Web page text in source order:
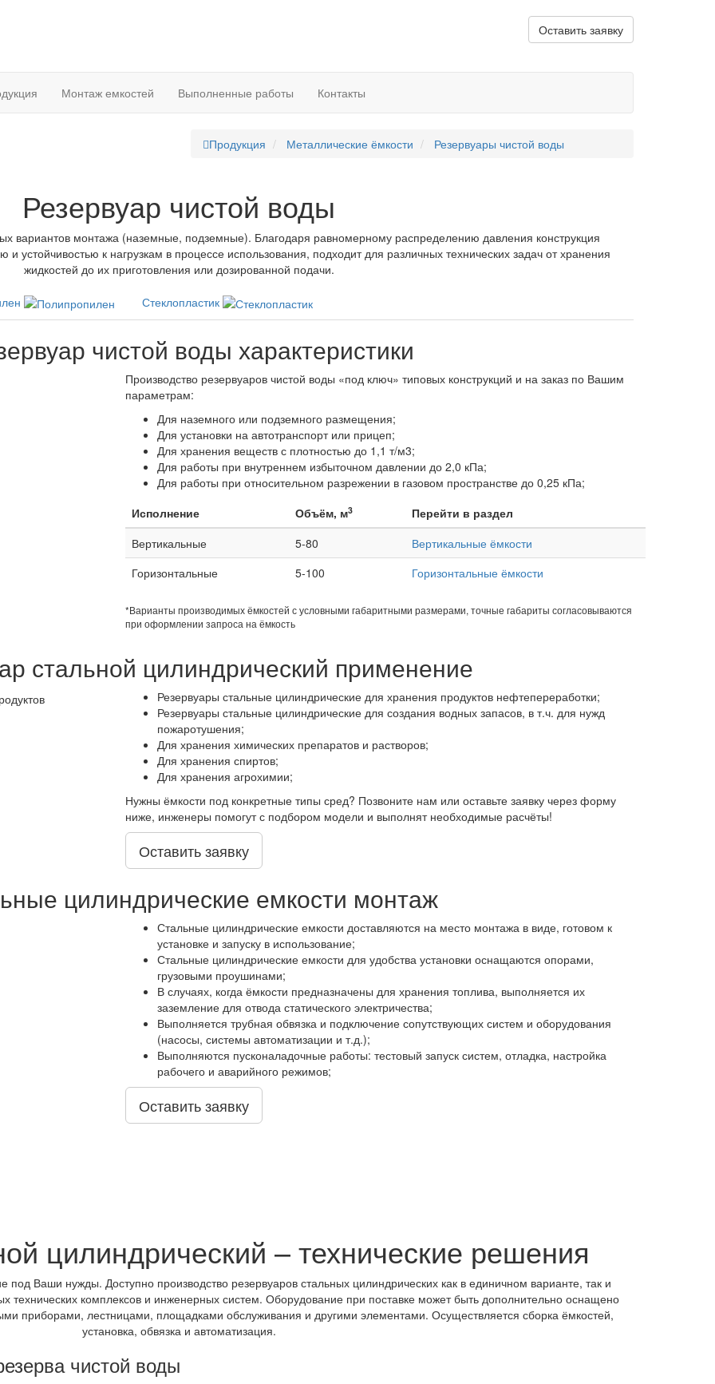
Оставить заявку
Монтаж емкостей Выполненные работы Контакты
Продукция Металлические ёмкости Резервуары чистой воды
Резервуар чистой воды
вариантов монтажа (наземные, подземные). Благодаря равномерному распределению давления конструкция
и устойчивостью к нагрузкам в процессе использования, подходит для различных технических задач от хранения
жидкостей до их приготовления или дозированной подачи.
Стеклопластик
чистой воды характеристики
Производство резервуаров чистой воды «под ключ» типовых конструкций и на заказ по Вашим
параметрам:
Для наземного или подземного размещения;
Для установки на автотранспорт или прицеп;
Для хранения веществ с плотностью до 1,1 т/м3;
Для работы при внутреннем избыточном давлении до 2,0 кПа;
Для работы при относительном разрежении в газовом пространстве до 0,25 кПа;
Исполнение
Объём, м3
Перейти в раздел
Вертикальные
5-80
Вертикальные ёмкости
Горизонтальные
5-100 Горизонтальные ёмкости
*Варианты производимых ёмкостей с условными габаритными размерами, точные габариты согласовываются
при оформлении запроса на ёмкость
стальной цилиндрический применение
Резервуары стальные цилиндрические для хранения продуктов нефтепереработки;
Резервуары стальные цилиндрические для создания водных запасов, в т.ч. для нужд
пожаротушения;
Для хранения химических препаратов и растворов;
Для хранения спиртов;
Для хранения агрохимии;
Нужны ёмкости под конкретные типы сред? Позвоните нам или оставьте заявку через форму
ниже, инженеры помогут с подбором модели и выполнят необходимые расчёты!
Оставить заявку
цилиндрические емкости монтаж
Стальные цилиндрические емкости доставляются на место монтажа в виде, готовом к
установке и запуску в использование;
Стальные цилиндрические емкости для удобства установки оснащаются опорами,
грузовыми проушинами;
В случаях, когда ёмкости предназначены для хранения топлива, выполняется их
заземление для отвода статического электричества;
Выполняется трубная обвязка и подключение сопутствующих систем и оборудования
(насосы, системы автоматизации и т.д.);
Выполняются пусконаладочные работы: тестовый запуск систем, отладка, настройка
рабочего и аварийного режимов;
Оставить заявку
цилиндрический – технические решения
под Ваши нужды. Доступно производство резервуаров стальных цилиндрических как в единичном варианте, так и
технических комплексов и инженерных систем. Оборудование при поставке может быть дополнительно оснащено
приборами, лестницами, площадками обслуживания и другими элементами. Осуществляется сборка ёмкостей,
установка, обвязка и автоматизация.
чистой воды